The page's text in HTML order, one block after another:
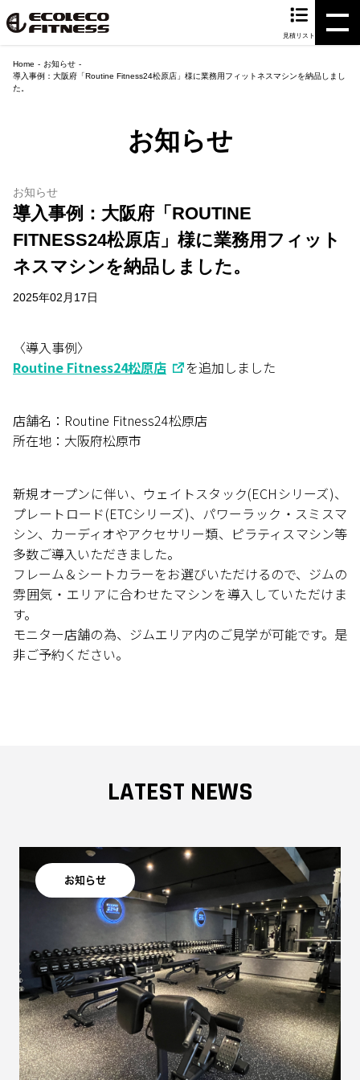
見積リスト
Home
お知らせ
導入事例：大阪府「Routine Fitness24松原店」様に業務用フィットネスマシンを納品しまし
た。
お知らせ
お知らせ
導入事例：大阪府「ROUTINE
FITNESS24松原店」様に業務用フィット
ネスマシンを納品しました。
2025年02月17日
〈導入事例〉
Routine Fitness24松原店
を追加しました
店舗名：Routine Fitness24松原店
所在地：大阪府松原市
新規オープンに伴い、ウェイトスタック(ECHシリーズ)、
プレートロード(ETCシリーズ)、パワーラック・スミスマ
シン、カーディオやアクセサリー類、ピラティスマシン等
多数ご導入いただきました。
フレーム＆シートカラーをお選びいただけるので、ジムの
雰囲気・エリアに合わせたマシンを導入していただけま
す。
モニター店舗の為、ジムエリア内のご見学が可能です。是
非ご予約ください。
LATEST NEWS
お知らせ